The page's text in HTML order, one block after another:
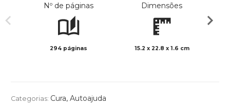
Nº de páginas
294 páginas
Dimensões
15.2 x 22.8 x 1.6 cm
Categorias: Cura, Autoajuda